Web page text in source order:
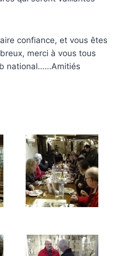
confiance, et vous êtes
merci à vous tous
national……Amitiés